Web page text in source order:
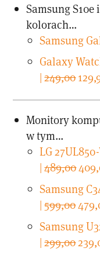
Samsung
kolorach…
Samsung
Galaxy
|249,00
Monitory
w tym…
LG
|489,00
Samsung
|599,00
Samsung
|299,00